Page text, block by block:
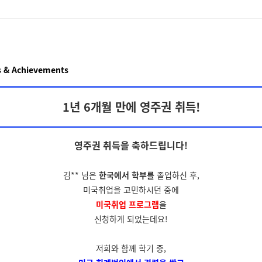
& Achievements
1년 6개월 만에 영주권 취득!
영주권 취득을 축하드립니다!
김** 님은 한국에서 학부를졸업하신 후,
미국취업을 고민하시던 중에
미국취업 프로그램을
신청하게 되었는데요!
저희와 함께 학기 중,